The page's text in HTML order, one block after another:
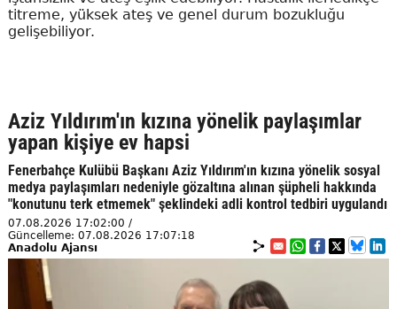
titreme, yüksek ateş ve genel durum bozukluğu
gelişebiliyor.
Aziz Yıldırım'ın kızına yönelik paylaşımlar
yapan kişiye ev hapsi
Fenerbahçe Kulübü Başkanı Aziz Yıldırım'ın kızına yönelik sosyal
medya paylaşımları nedeniyle gözaltına alınan şüpheli hakkında
"konutunu terk etmemek" şeklindeki adli kontrol tedbiri uygulandı
07.08.2026 17:02:00 /
Güncelleme: 07.08.2026 17:07:18
Anadolu Ajansı